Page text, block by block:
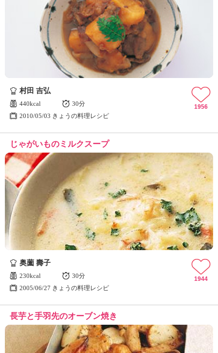
村田 吉弘
440kcal
30分
2010/05/03 きょうの料理レシピ
1956
じゃがいものミルクスープ
奥薗 壽子
230kcal
30分
2005/06/27 きょうの料理レシピ
1944
長芋と手羽先のオーブン焼き